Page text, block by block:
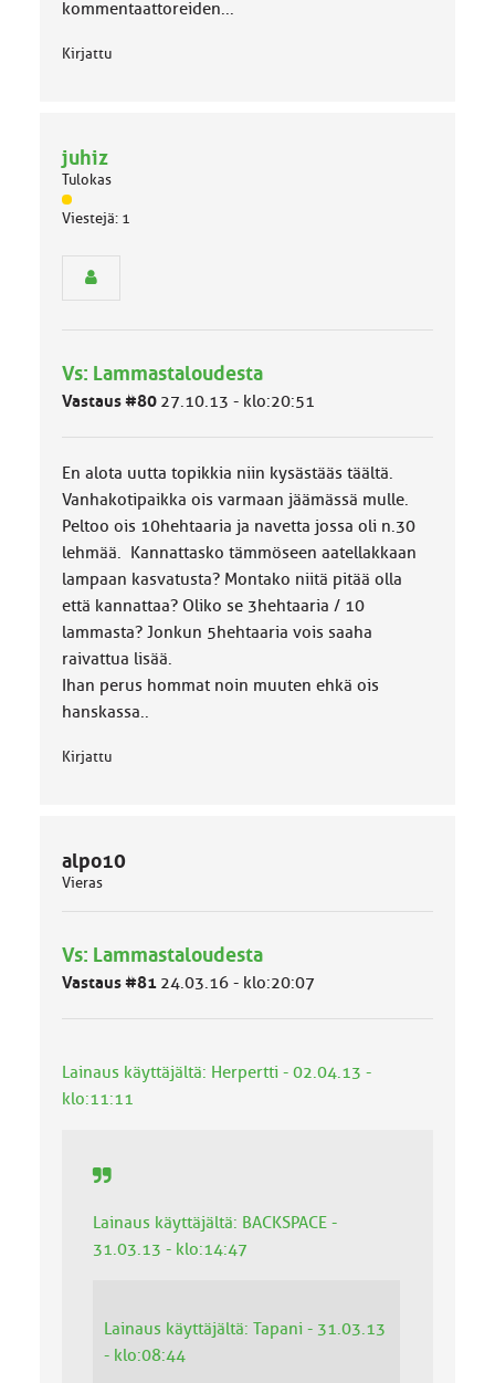
kommentaattoreiden...
Kirjattu
juhiz
Tulokas
J
ä
m
ä
k
k
a
Viestejä: 1
Vs: Lammastaloudesta
Vastaus #80 27.10.13 - klo:20:51
En alota uutta topikkia niin kysästääs täältä.
Vanhakotipaikka ois varmaan jäämässä mulle.
Peltoo ois 10hehtaaria ja navetta jossa oli n.30
lehmää. Kannattasko tämmöseen aatellakkaan
lampaan kasvatusta? Montako niitä pitää olla
että kannattaa? Oliko se 3hehtaaria / 10
lammasta? Jonkun 5hehtaaria vois saaha
raivattua lisää.
Ihan perus hommat noin muuten ehkä ois
hanskassa..
Kirjattu
alpo10
Vieras
Vs: Lammastaloudesta
Vastaus #81 24.03.16 - klo:20:07
Lainaus käyttäjältä: Herpertti - 02.04.13 -
klo:11:11
Lainaus käyttäjältä: BACKSPACE -
31.03.13 - klo:14:47
Lainaus käyttäjältä: Tapani - 31.03.13
- klo:08:44